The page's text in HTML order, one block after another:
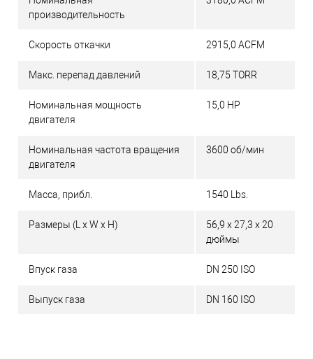
производительность
Скорость откачки 2915,0 ACFM
Макс. перепад давлений 18,75 TORR
Номинальная мощность
двигателя
15,0 HP
Номинальная частота вращения
двигателя
3600 об/мин
Масса, прибл. 1540 Lbs.
Размеры (L x W x H)
56,9 x 27,3 x 20
дюймы
Впуск газа DN 250 ISO
Выпуск газа DN 160 ISO